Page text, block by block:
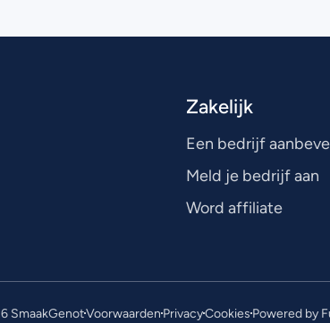
Zakelijk
Een bedrijf
Meld je bedrijf aan
Word affiliate
SmaakGenotVoorwaardenPrivacyCookiesPowered by